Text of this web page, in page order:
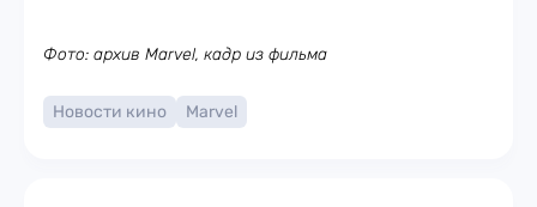
Фото: архив Marvel, кадр из фильма
Новости кино Marvel